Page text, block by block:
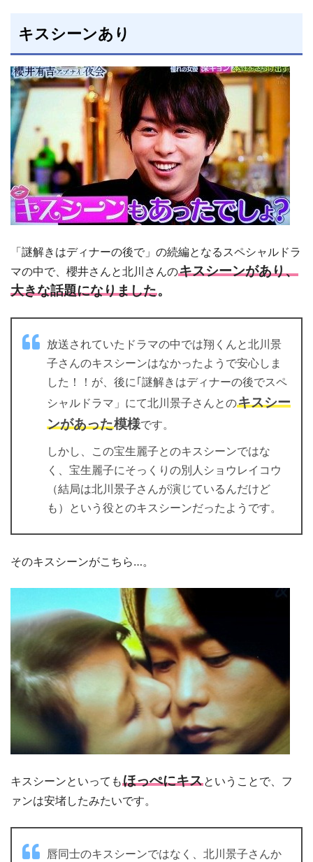
キスシーンあり
「謎解きはディナーの後で」の続編となるスペシャルドラ
マの中で、櫻井さんと北川さんのキスシーンがあり、
大きな話題になりました。
放送されていたドラマの中では翔くんと北川景
子さんのキスシーンはなかったようで安心しま
した！！が、後に｢謎解きはディナーの後でスペ
シャルドラマ」にて北川景子さんとのキスシー
ンがあった模様です。
しかし、この宝生麗子とのキスシーンではな
く、宝生麗子にそっくりの別人ショウレイコウ
（結局は北川景子さんが演じているんだけど
も）という役とのキスシーンだったようです。
そのキスシーンがこちら…。
キスシーンといってもほっぺにキスということで、フ
ァンは安堵したみたいです。
唇同士のキスシーンではなく、北川景子さんか